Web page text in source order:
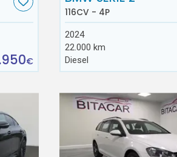
€
116CV - 4P
2024
22.000 km
Diesel